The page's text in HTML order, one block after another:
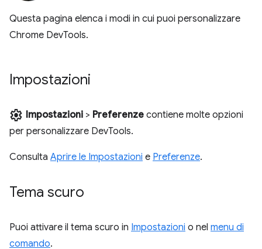
Questa pagina elenca i modi in cui puoi personalizzare
Chrome DevTools.
Impostazioni
settings Impostazioni > Preferenze contiene molte opzioni
per personalizzare DevTools.
Consulta Aprire le Impostazioni e Preferenze.
Tema scuro
Puoi attivare il tema scuro in Impostazioni o nel menu di
comando.